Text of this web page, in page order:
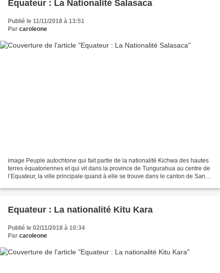
Equateur : La Nationalité Salasaca
Publié le 11/11/2018 à 13:51
Par caroleone
image Peuple autochtone qui fait partie de la nationalité Kichwa des hautes
terres équatoriennes et qui vit dans la province de Tungurahua au centre de
l’Equateur, la ville principale quand à elle se trouve dans le canton de San
Equateur : La nationalité Kitu Kara
Publié le 02/11/2018 à 10:34
Par caroleone